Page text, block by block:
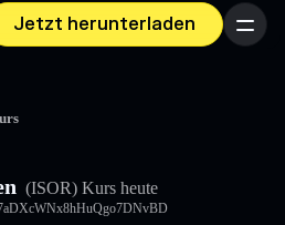
Jetzt herunterladen Menü
(ISOR) Kurs heute